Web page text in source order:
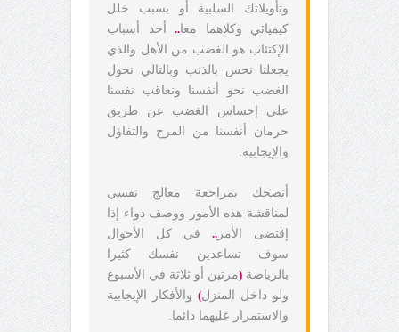
وتأويلاتك السلبية أو بسبب خلل
كيميائي وكلاهما معا.. أحد أسباب
الإكتئاب هو الغضب من الأهل والذي
يجعلنا نحس بالذنب وبالتالي نحول
الغضب نحو أنفسنا ونعاقب نفسنا
على إحساس الغضب عن طريق
حرمان أنفسنا من المرح والتفاؤل
والإيجابية.
أنصحك بمراجعة معالج نفسي
لمناقشة هذه الأمور ووصف دواء إذا
إقتضى الأمر .. في كل الأحوال
سوف تساعدين نفسك كثيرا
بالرياضة (مرتين أو ثلاثة في الأسبوع
ولو داخل المنزل) والأفكار الإيجابية
والاستمرار عليهما دائما.